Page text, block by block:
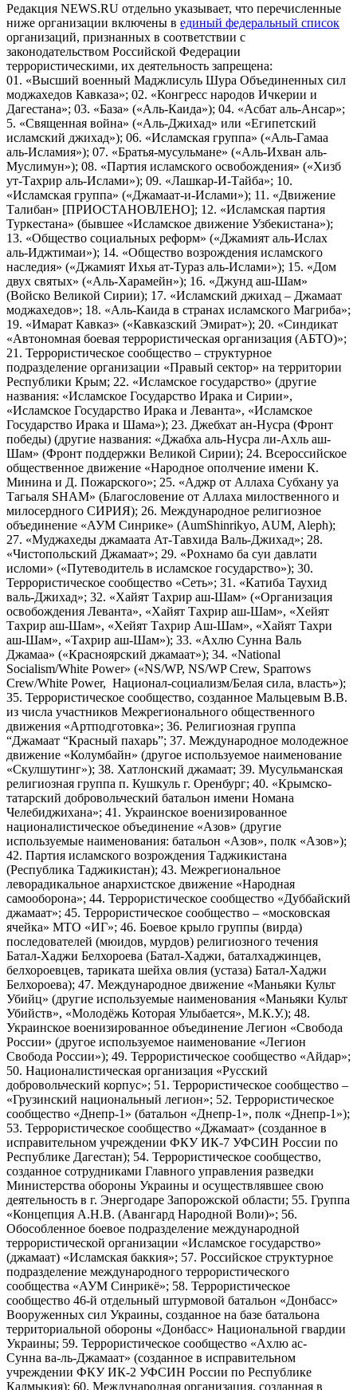
Редакция NEWS.RU отдельно указывает, что перечисленные
ниже организации включены в единый федеральный список
организаций, признанных в соответствии с
законодательством Российской Федерации
террористическими, их деятельность запрещена:
01. «Высший военный Маджлисуль Шура Объединенных сил
моджахедов Кавказа»; 02. «Конгресс народов Ичкерии и
Дагестана»; 03. «База» («Аль-Каида»); 04. «Асбат аль-Ансар»;
5. «Священная война» («Аль-Джихад» или «Египетский
исламский джихад»); 06. «Исламская группа» («Аль-Гамаа
аль-Исламия»); 07. «Братья-мусульмане» («Аль-Ихван аль-
Муслимун»); 08. «Партия исламского освобождения» («Хизб
ут-Тахрир аль-Ислами»); 09. «Лашкар-И-Тайба»; 10.
«Исламская группа» («Джамаат-и-Ислами»); 11. «Движение
Талибан» [ПРИОСТАНОВЛЕНО]; 12. «Исламская партия
Туркестана» (бывшее «Исламское движение Узбекистана»);
13. «Общество социальных реформ» («Джамият аль-Ислах
аль-Иджтимаи»); 14. «Общество возрождения исламского
наследия» («Джамият Ихья ат-Тураз аль-Ислами»); 15. «Дом
двух святых» («Аль-Харамейн»); 16. «Джунд аш-Шам»
(Войско Великой Сирии); 17. «Исламский джихад – Джамаат
моджахедов»; 18. «Аль-Каида в странах исламского Магриба»;
19. «Имарат Кавказ» («Кавказский Эмират»); 20. «Синдикат
«Автономная боевая террористическая организация (АБТО)»;
21. Террористическое сообщество – структурное
подразделение организации «Правый сектор» на территории
Республики Крым; 22. «Исламское государство» (другие
названия: «Исламское Государство Ирака и Сирии»,
«Исламское Государство Ирака и Леванта», «Исламское
Государство Ирака и Шама»); 23. Джебхат ан-Нусра (Фронт
победы) (другие названия: «Джабха аль-Нусра ли-Ахль аш-
Шам» (Фронт поддержки Великой Сирии); 24. Всероссийское
общественное движение «Народное ополчение имени К.
Минина и Д. Пожарского»; 25. «Аджр от Аллаха Субхану уа
Тагьаля SHAM» (Благословение от Аллаха милоственного и
милосердного СИРИЯ); 26. Международное религиозное
объединение «АУМ Синрике» (AumShinrikyo, AUM, Aleph);
27. «Муджахеды джамаата Ат-Тавхида Валь-Джихад»; 28.
«Чистопольский Джамаат»; 29. «Рохнамо ба суи давлати
исломи» («Путеводитель в исламское государство»); 30.
Террористическое сообщество «Сеть»; 31. «Катиба Таухид
валь-Джихад»; 32. «Хайят Тахрир аш-Шам» («Организация
освобождения Леванта», «Хайят Тахрир аш-Шам», «Хейят
Тахрир аш-Шам», «Хейят Тахрир Аш-Шам», «Хайят Тахри
аш-Шам», «Тахрир аш-Шам»); 33. «Ахлю Сунна Валь
Джамаа» («Красноярский джамаат»); 34. «National
Socialism/White Power» («NS/WP, NS/WP Crew, Sparrows
Crew/White Power, Национал-социализм/Белая сила, власть»);
35. Террористическое сообщество, созданное Мальцевым В.В.
из числа участников Межрегионального общественного
движения «Артподготовка»; 36. Религиозная группа
“Джамаат “Красный пахарь”; 37. Международное молодежное
движение «Колумбайн» (другое используемое наименование
«Скулшутинг»); 38. Хатлонский джамаат; 39. Мусульманская
религиозная группа п. Кушкуль г. Оренбург; 40. «Крымско-
татарский добровольческий батальон имени Номана
Челебиджихана»; 41. Украинское военизированное
националистическое объединение «Азов» (другие
используемые наименования: батальон «Азов», полк «Азов»);
42. Партия исламского возрождения Таджикистана
(Республика Таджикистан); 43. Межрегиональное
леворадикальное анархистское движение «Народная
самооборона»; 44. Террористическое сообщество «Дуббайский
джамаат»; 45. Террористическое сообщество – «московская
ячейка» МТО «ИГ»; 46. Боевое крыло группы (вирда)
последователей (мюидов, мурдов) религиозного течения
Батал-Хаджи Белхороева (Батал-Хаджи, баталхаджинцев,
белхороевцев, тариката шейха овлия (устаза) Батал-Хаджи
Белхороева); 47. Международное движение «Маньяки Культ
Убийц» (другие используемые наименования «Маньяки Культ
Убийств», «Молодёжь Которая Улыбается», М.К.У.); 48.
Украинское военизированное объединение Легион «Свобода
России» (другое используемое наименование «Легион
Свобода России»); 49. Террористическое сообщество «Айдар»;
50. Националистическая организация «Русский
добровольческий корпус»; 51. Террористическое сообщество –
«Грузинский национальный легион»; 52. Террористическое
сообщество «Днепр-1» (батальон «Днепр-1», полк «Днепр-1»);
53. Террористическое сообщество «Джамаат» (созданное в
исправительном учреждении ФКУ ИК-7 УФСИН России по
Республике Дагестан); 54. Террористическое сообщество,
созданное сотрудниками Главного управления разведки
Министерства обороны Украины и осуществлявшее свою
деятельность в г. Энергодаре Запорожской области; 55. Группа
«Концепция А.Н.В. (Авангард Народной Воли)»; 56.
Обособленное боевое подразделение международной
террористической организации «Исламское государство»
(джамаат) «Исламская баккия»; 57. Российское структурное
подразделение международного террористического
сообщества «АУМ Синрикё»; 58. Террористическое
сообщество 46-й отдельный штурмовой батальон «Донбасс»
Вооруженных сил Украины, созданное на базе батальона
территориальной обороны «Донбасс» Национальной гвардии
Украины; 59. Террористическое сообщество «Ахлю ас-
Сунна ва-ль-Джамаат» (созданное в исправительном
учреждении ФКУ ИК-2 УФСИН России по Республике
Калмыкия); 60. Международная организация, созданная в